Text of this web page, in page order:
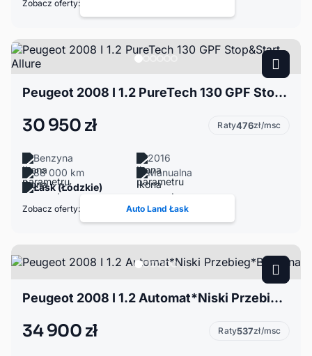
Zobacz oferty:
Peugeot 2008 I 1.2 PureTech 130 GPF Stop&Start Allure
30 950 zł Raty476zł/msc
Benzyna
2016
88 000 km
Manualna
Łask (Łódzkie)
Zobacz oferty: Auto Land Łask
Peugeot 2008 I 1.2 Automat*Niski Przebieg*Benzyna
34 900 zł Raty537zł/msc